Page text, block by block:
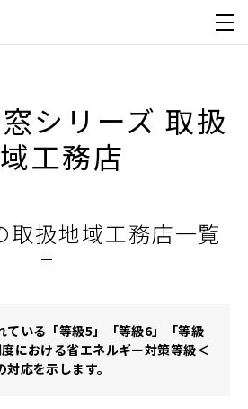
開く
シリーズ 取扱
工務店
取扱地域工務店一覧
いる「等級5」「等級6」「等級
における省エネルギー対策等級＜
応を示します。